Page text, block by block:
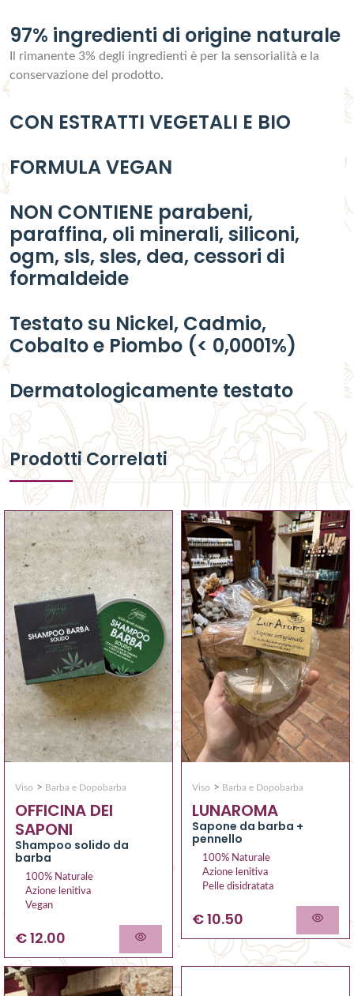
97% ingredienti di origine naturale
Il rimanente 3% degli ingredienti è per la sensorialità e la
conservazione del prodotto.
CON ESTRATTI VEGETALI E BIO
FORMULA VEGAN
NON CONTIENE parabeni,
paraffina, oli minerali, siliconi,
ogm, sls, sles, dea, cessori di
formaldeide
Testato su Nickel, Cadmio,
Cobalto e Piombo (< 0,0001%)
Dermatologicamente testato
Prodotti Correlati
Viso > Barba e Dopobarba
OFFICINA DEI
SAPONI
Shampoo solido da
barba
100% Naturale
Azione lenitiva
Vegan
€ 12.00
Viso > Barba e Dopobarba
LUNAROMA
Sapone da barba +
pennello
100% Naturale
Azione lenitiva
Pelle disidratata
€ 10.50